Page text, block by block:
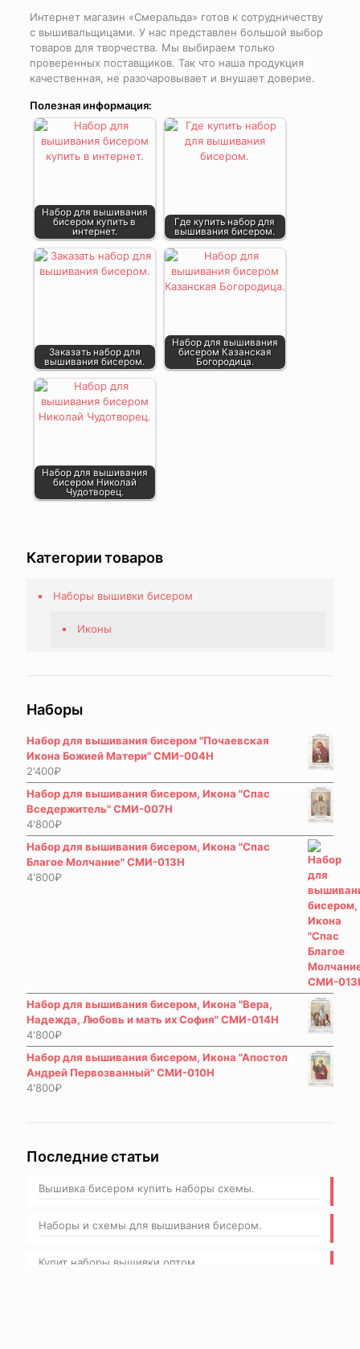
Интернет магазин «Смеральда» готов к сотрудничеству
с вышивальщицами. У нас представлен большой выбор
товаров для творчества. Мы выбираем только
проверенных поставщиков. Так что наша продукция
качественная, не разочаровывает и внушает доверие.
Полезная информация:
Набор для вышивания
бисером купить в
интернет.
Где купить набор для
вышивания бисером.
Заказать набор для
вышивания бисером.
Набор для вышивания
бисером Казанская
Богородица.
Набор для вышивания
бисером Николай
Чудотворец.
Категории товаров
Наборы вышивки бисером
Иконы
Наборы
Набор для вышивания бисером "Почаевская
Икона Божией Матери" СМИ-004Н
2'400₽
Набор для вышивания бисером, Икона "Спас
Вседержитель" СМИ-007Н
4'800₽
Набор для вышивания бисером, Икона "Спас
Благое Молчание" СМИ-013Н
4'800₽
Набор для вышивания бисером, Икона "Вера,
Надежда, Любовь и мать их София" СМИ-014Н
4'800₽
Набор для вышивания бисером, Икона "Апостол
Андрей Первозванный" СМИ-010Н
4'800₽
Последние статьи
Вышивка бисером купить наборы схемы.
Наборы и схемы для вышивания бисером.
Купит наборы вышивки оптом.